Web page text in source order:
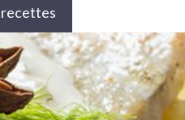
recettes